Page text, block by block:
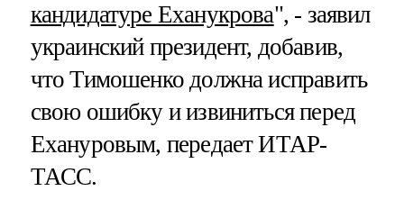
кандидатуре Еханукрова", - заявил
украинский президент, добавив,
что Тимошенко должна исправить
свою ошибку и извиниться перед
Ехануровым, передает ИТАР-
ТАСС.